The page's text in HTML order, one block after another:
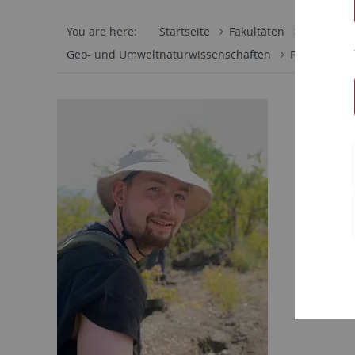
You are here: Startseite Fakultäten
Geo- und Umweltnaturwissenschaften
Petrologie